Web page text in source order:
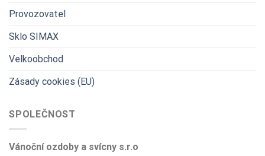
Provozovatel
Sklo SIMAX
Velkoobchod
Zásady cookies (EU)
SPOLEČNOST
Vánoční ozdoby a svícny s.r.o